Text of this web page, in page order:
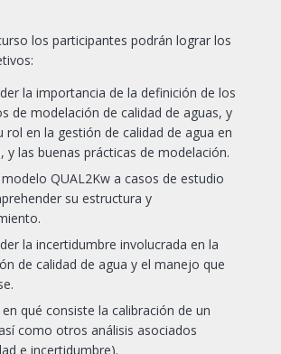
los participantes podrán lograr los
la importancia de la definición de los
de modelación de calidad de aguas, y
rol en la gestión de calidad de agua en
y las buenas prácticas de modelación.
QUAL2Kw a casos de estudio
su estructura y
la incertidumbre involucrada en la
de calidad de agua y el manejo que
qué consiste la calibración de un
como otros análisis asociados
e incertidumbre).